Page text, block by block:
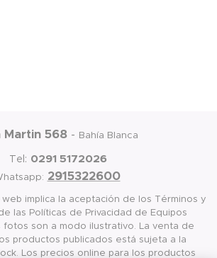
Martin 568- Bahía Blanca
Tel: 0291 5172026
2915322600
implica la aceptación de los Términos y
las Políticas de Privacidad de Equipos
fotos son a modo ilustrativo. La venta de
productos publicados está sujeta a la
Los precios online para los productos